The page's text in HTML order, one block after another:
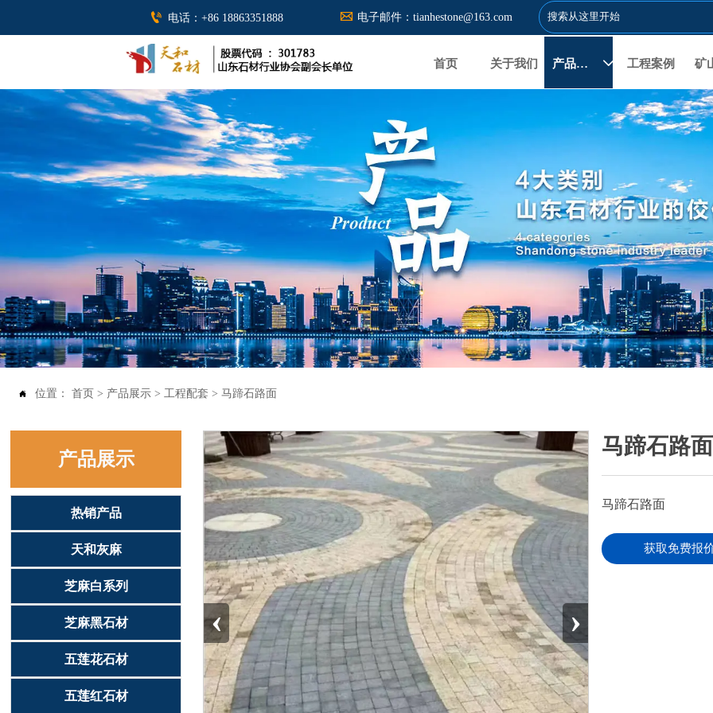
 电话：+86 18863351888  电子邮件：tianhestone@163.com
首页 关于我们 产品展示  工程案例 矿
 位置：首页 > 产品展示 > 工程配套 >马蹄石路面
产品展示
热销产品
天和灰麻
芝麻白系列
芝麻黑石材
五莲花石材
五莲红石材
‹ ›
马蹄石路面
马蹄石路面
获取免费报